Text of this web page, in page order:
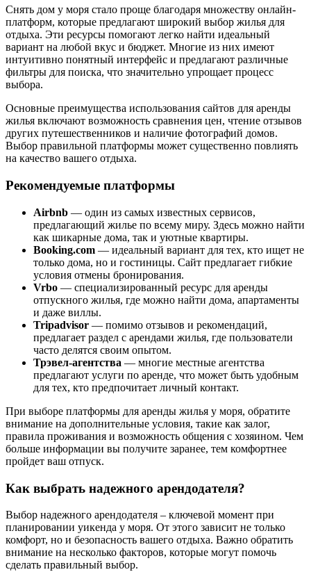
Снять дом у моря стало проще благодаря множеству онлайн-
платформ, которые предлагают широкий выбор жилья для
отдыха. Эти ресурсы помогают легко найти идеальный
вариант на любой вкус и бюджет. Многие из них имеют
интуитивно понятный интерфейс и предлагают различные
фильтры для поиска, что значительно упрощает процесс
выбора.
Основные преимущества использования сайтов для аренды
жилья включают возможность сравнения цен, чтение отзывов
других путешественников и наличие фотографий домов.
Выбор правильной платформы может существенно повлиять
на качество вашего отдыха.
Рекомендуемые платформы
Airbnb — один из самых известных сервисов,
предлагающий жилье по всему миру. Здесь можно найти
как шикарные дома, так и уютные квартиры.
Booking.com — идеальный вариант для тех, кто ищет не
только дома, но и гостиницы. Сайт предлагает гибкие
условия отмены бронирования.
Vrbo — специализированный ресурс для аренды
отпускного жилья, где можно найти дома, апартаменты
и даже виллы.
Tripadvisor — помимо отзывов и рекомендаций,
предлагает раздел с арендами жилья, где пользователи
часто делятся своим опытом.
Трэвел-агентства — многие местные агентства
предлагают услуги по аренде, что может быть удобным
для тех, кто предпочитает личный контакт.
При выборе платформы для аренды жилья у моря, обратите
внимание на дополнительные условия, такие как залог,
правила проживания и возможность общения с хозяином. Чем
больше информации вы получите заранее, тем комфортнее
пройдет ваш отпуск.
Как выбрать надежного арендодателя?
Выбор надежного арендодателя – ключевой момент при
планировании уикенда у моря. От этого зависит не только
комфорт, но и безопасность вашего отдыха. Важно обратить
внимание на несколько факторов, которые могут помочь
сделать правильный выбор.